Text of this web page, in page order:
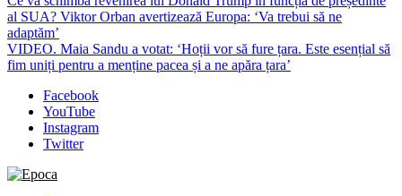
al SUA? Viktor Orban avertizează Europa: ‘Va trebui să ne
adaptăm’
VIDEO. Maia Sandu a votat: ‘Hoții vor să fure țara. Este esențial să
fim uniți pentru a menține pacea și a ne apăra țara’
Facebook
YouTube
Instagram
Twitter